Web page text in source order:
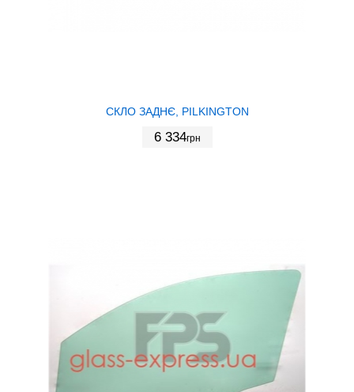
СКЛО ЗАДНЄ, PILKINGTON
6 334грн